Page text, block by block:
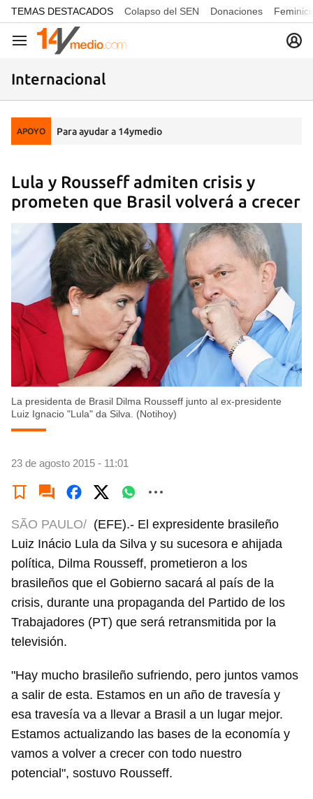
common.go-to-content
TEMAS DESTACADOS Colapso del SEN Donaciones
Navegación
Internacional
APOYO Para ayudar a 14ymedio
Lula y Rousseff admiten crisis y
prometen que Brasil volverá a crecer
La presidenta de Brasil Dilma Rousseff junto al ex-presidente
Luiz Ignacio "Lula" da Silva. (Notihoy)
23 de agosto 2015 - 11:01
SÃO PAULO/ (EFE).- El expresidente brasileño
Luiz Inácio Lula da Silva y su sucesora e ahijada
política, Dilma Rousseff, prometieron a los
brasileños que el Gobierno sacará al país de la
crisis, durante una propaganda del Partido de los
Trabajadores (PT) que será retransmitida por la
televisión.
"Hay mucho brasileño sufriendo, pero juntos vamos
a salir de esta. Estamos en un año de travesía y
esa travesía va a llevar a Brasil a un lugar mejor.
Estamos actualizando las bases de la economía y
vamos a volver a crecer con todo nuestro
potencial", sostuvo Rousseff.